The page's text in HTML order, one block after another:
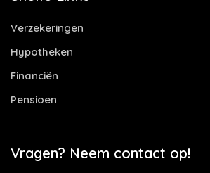
Verzekeringen
Hypotheken
Financiën
Pensioen
Vragen? Neem contact op!